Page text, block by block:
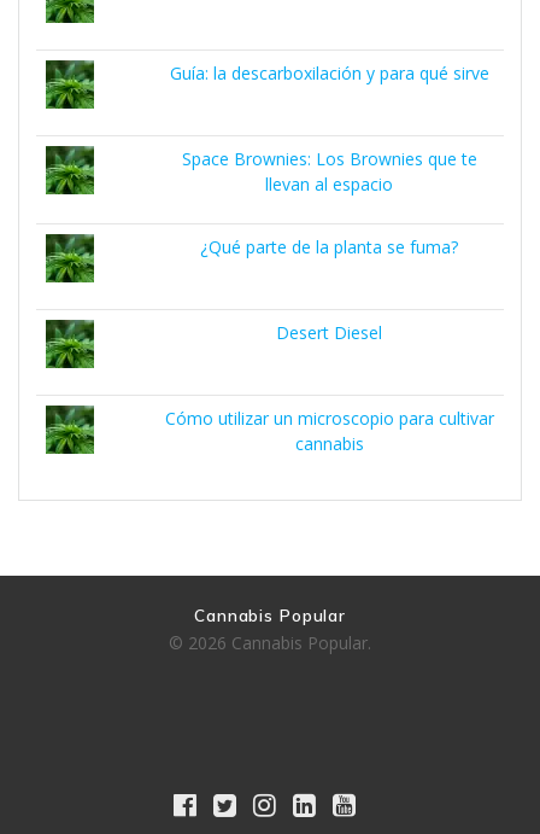
Guía: la descarboxilación y para qué sirve
Space Brownies: Los Brownies que te
llevan al espacio
¿Qué parte de la planta se fuma?
Desert Diesel
Cómo utilizar un microscopio para cultivar
cannabis
Cannabis Popular
© 2026 Cannabis Popular.